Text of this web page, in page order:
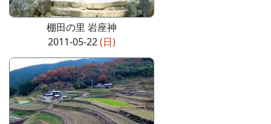
棚田の里 岩座神
2011-05-22(日)